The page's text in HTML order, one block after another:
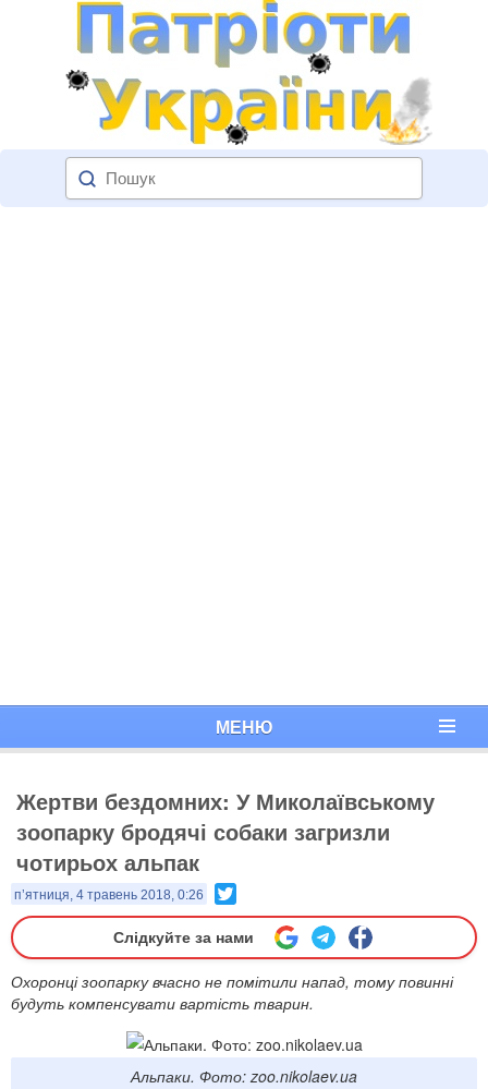
МЕНЮ
Жертви бездомних: У Миколаївському
зоопарку бродячі собаки загризли
чотирьох альпак
п’ятниця, 4 травень 2018, 0:26
Слідкуйте за нами
Охоронці зоопарку вчасно не помітили напад, тому повинні
будуть компенсувати вартість тварин.
Альпаки. Фото: zoo.nikolaev.ua